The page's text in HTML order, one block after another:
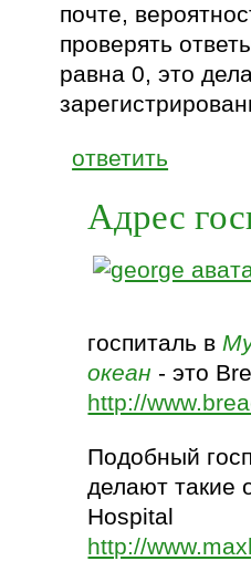
почте,
проверять
равна 0, это
ответить
Адрес
госпиталь в
океан - это
http://
Подобный
делают такие
Hospital
http://